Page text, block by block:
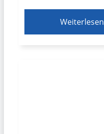
Weiterlesen